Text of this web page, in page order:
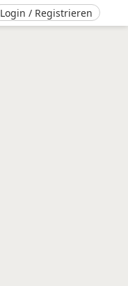
Login / Registrieren